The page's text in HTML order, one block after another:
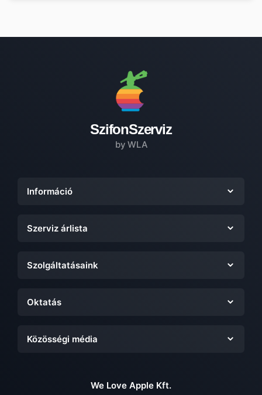
SzifonSzerviz
by WLA
Információ
Szerviz árlista
Szolgáltatásaink
Oktatás
Közösségi média
We Love Apple Kft.